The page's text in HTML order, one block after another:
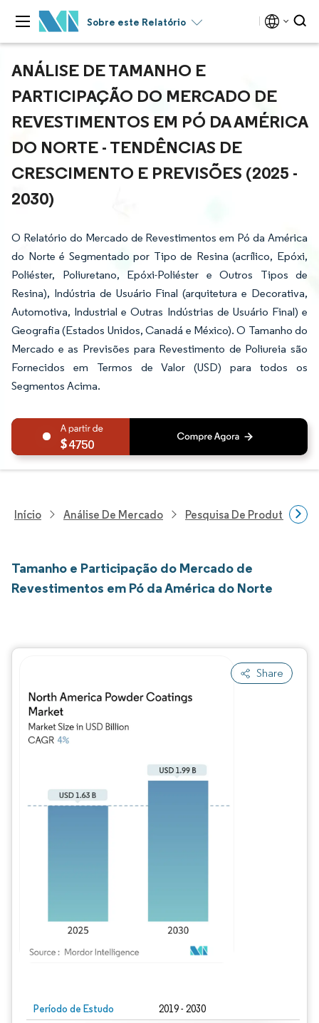
Sobre este Relatório
ANÁLISE DE TAMANHO E
PARTICIPAÇÃO DO MERCADO DE
REVESTIMENTOS EM PÓ DA AMÉRICA
DO NORTE - TENDÊNCIAS DE
CRESCIMENTO E PREVISÕES (2025 -
2030)
O Relatório do Mercado de Revestimentos em Pó da América
do Norte é Segmentado por Tipo de Resina (acrílico, Epóxi,
Poliéster, Poliuretano, Epóxi-Poliéster e Outros Tipos de
Resina), Indústria de Usuário Final (arquitetura e Decorativa,
Automotiva, Industrial e Outras Indústrias de Usuário Final) e
Geografia (Estados Unidos, Canadá e México). O Tamanho do
Mercado e as Previsões para Revestimento de Poliureia são
Fornecidos em Termos de Valor (USD) para todos os
Segmentos Acima.
4750
Início Análise De Mercado Pesquisa De Produtos
Tamanho e Participação do Mercado de
Revestimentos em Pó da América do Norte
Share
Período de Estudo 2019 - 2030